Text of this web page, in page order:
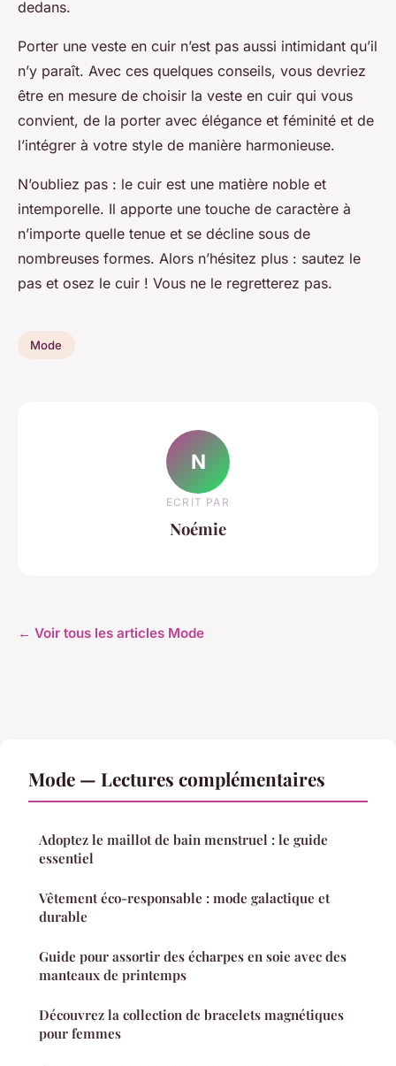
dedans.
Porter une veste en cuir n’est pas aussi intimidant qu’il
n’y paraît. Avec ces quelques conseils, vous devriez
être en mesure de choisir la veste en cuir qui vous
convient, de la porter avec élégance et féminité et de
l’intégrer à votre style de manière harmonieuse.
N’oubliez pas : le cuir est une matière noble et
intemporelle. Il apporte une touche de caractère à
n’importe quelle tenue et se décline sous de
nombreuses formes. Alors n’hésitez plus : sautez le
pas et osez le cuir ! Vous ne le regretterez pas.
Mode
N
ECRIT PAR
Noémie
← Voir tous les articles Mode
Mode — Lectures complémentaires
Adoptez le maillot de bain menstruel : le guide
essentiel
Vêtement éco-responsable : mode galactique et
durable
Guide pour assortir des écharpes en soie avec des
manteaux de printemps
Découvrez la collection de bracelets magnétiques
pour femmes